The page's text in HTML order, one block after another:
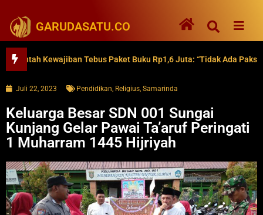
GARUDASATU.CO
Kewajiban Tebus Paket Buku Rp1,6 Juta: “Tidak Ada Paksaan”
Juli 22, 2023 Pendidikan, Religius, Samarinda
Keluarga Besar SDN 001 Sungai
Kunjang Gelar Pawai Ta’aruf Peringati
1 Muharram 1445 Hijriyah